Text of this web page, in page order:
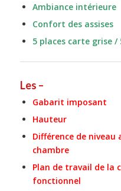
Ambiance intérieure
Confort des assises
5 places carte grise /
Les –
Gabarit imposant
Hauteur
Différence de niveau
chambre
Plan de travail de la
fonctionnel